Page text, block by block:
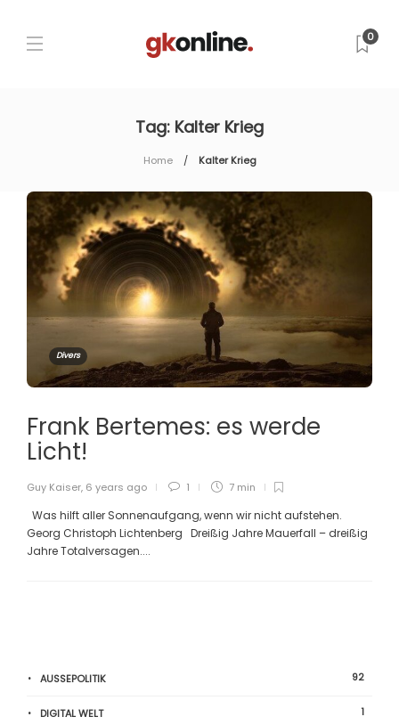
0
Tag: Kalter Krieg
Home Kalter Krieg
Divers
Frank Bertemes: es werde
Licht!
Guy Kaiser, 6 years ago 1 7 min
Was hilft aller Sonnenaufgang, wenn wir nicht aufstehen.
Georg Christoph Lichtenberg Dreißig Jahre Mauerfall – dreißig
Jahre Totalversagen....
AUSSEPOLITIK 92
DIGITAL WELT 1